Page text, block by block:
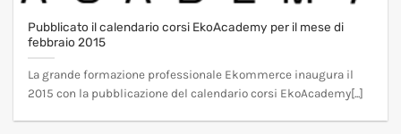
Pubblicato il calendario corsi EkoAcademy per il mese di
febbraio 2015
La grande formazione professionale Ekommerce inaugura il
2015 con la pubblicazione del calendario corsi EkoAcademy[...]